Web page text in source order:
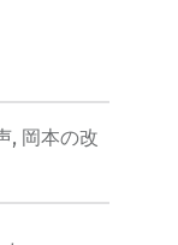
, 岡本の改